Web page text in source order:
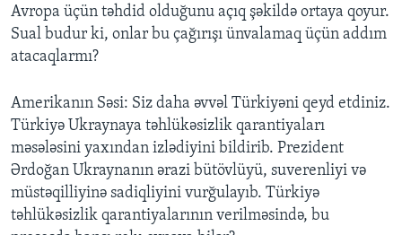
Avropa üçün təhdid olduğunu açıq şəkildə ortaya qoyur.
Sual budur ki, onlar bu çağırışı ünvalamaq üçün addım
atacaqlarmı?
Amerikanın Səsi: Siz daha əvvəl Türkiyəni qeyd etdiniz.
Türkiyə Ukraynaya təhlükəsizlik qarantiyaları
məsələsini yaxından izlədiyini bildirib. Prezident
Ərdoğan Ukraynanın ərazi bütövlüyü, suverenliyi və
müstəqilliyinə sadiqliyini vurğulayıb. Türkiyə
təhlükəsizlik qarantiyalarının verilməsində, bu